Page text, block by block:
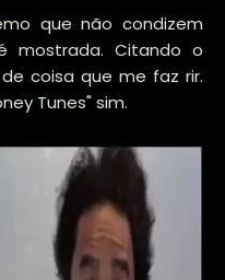
que não condizem
Citando o
coisa que me faz rir.
Tunes" sim.